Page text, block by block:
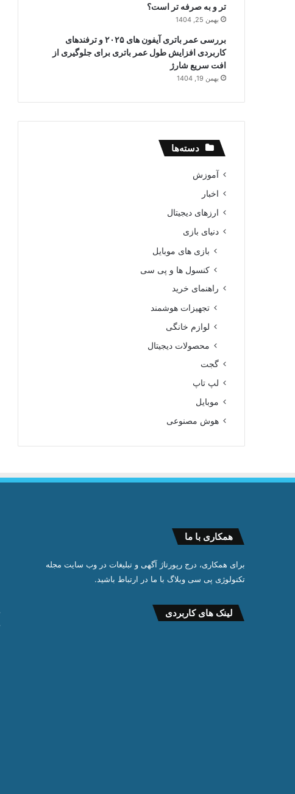
تر و به صرفه تر است؟
بهمن 25, 1404
بررسی عمر باتری آیفون های ۲۰۲۵ و ترفندهای
کاربردی افزایش طول عمر باتری برای جلوگیری از
افت سریع شارژ
بهمن 19, 1404
دسته‌ها
آموزش
اخبار
ارزهای دیجیتال
دنیای بازی
بازی های موبایل
کنسول ها و پی سی
راهنمای خرید
تجهیزات هوشمند
لوازم خانگی
محصولات دیجیتال
گجت
لپ تاپ
موبایل
هوش مصنوعی
همکاری با ما
برای همکاری، درج رپورتاژ آگهی و تبلیغات در وب سایت مجله
تکنولوژی پی سی وبلاگ با ما در ارتباط باشید.
لینک های کاربردی